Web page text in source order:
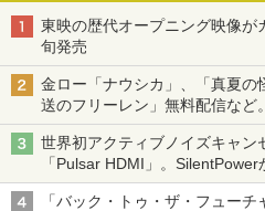
東映の歴代オープニング映像
旬発売
金ロー「ナウシカ」、「真夏の
送のフリーレン」無料配信など
世界初アクティブノイズキャン
「Pulsar HDMI」。SilentPower
「バック・トゥ・ザ・フュー